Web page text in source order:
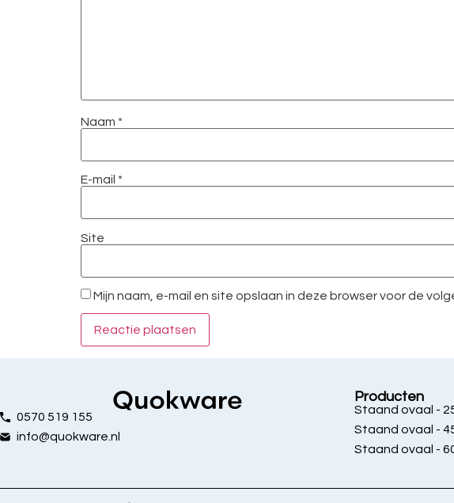
Naam *
E-mail *
Site
Mijn naam, e-mail en site opslaan in deze browser voor de
0570 519 155
info@quokware.nl
Producten
Staand ovaal -
Staand ovaal -
Staand ovaal -